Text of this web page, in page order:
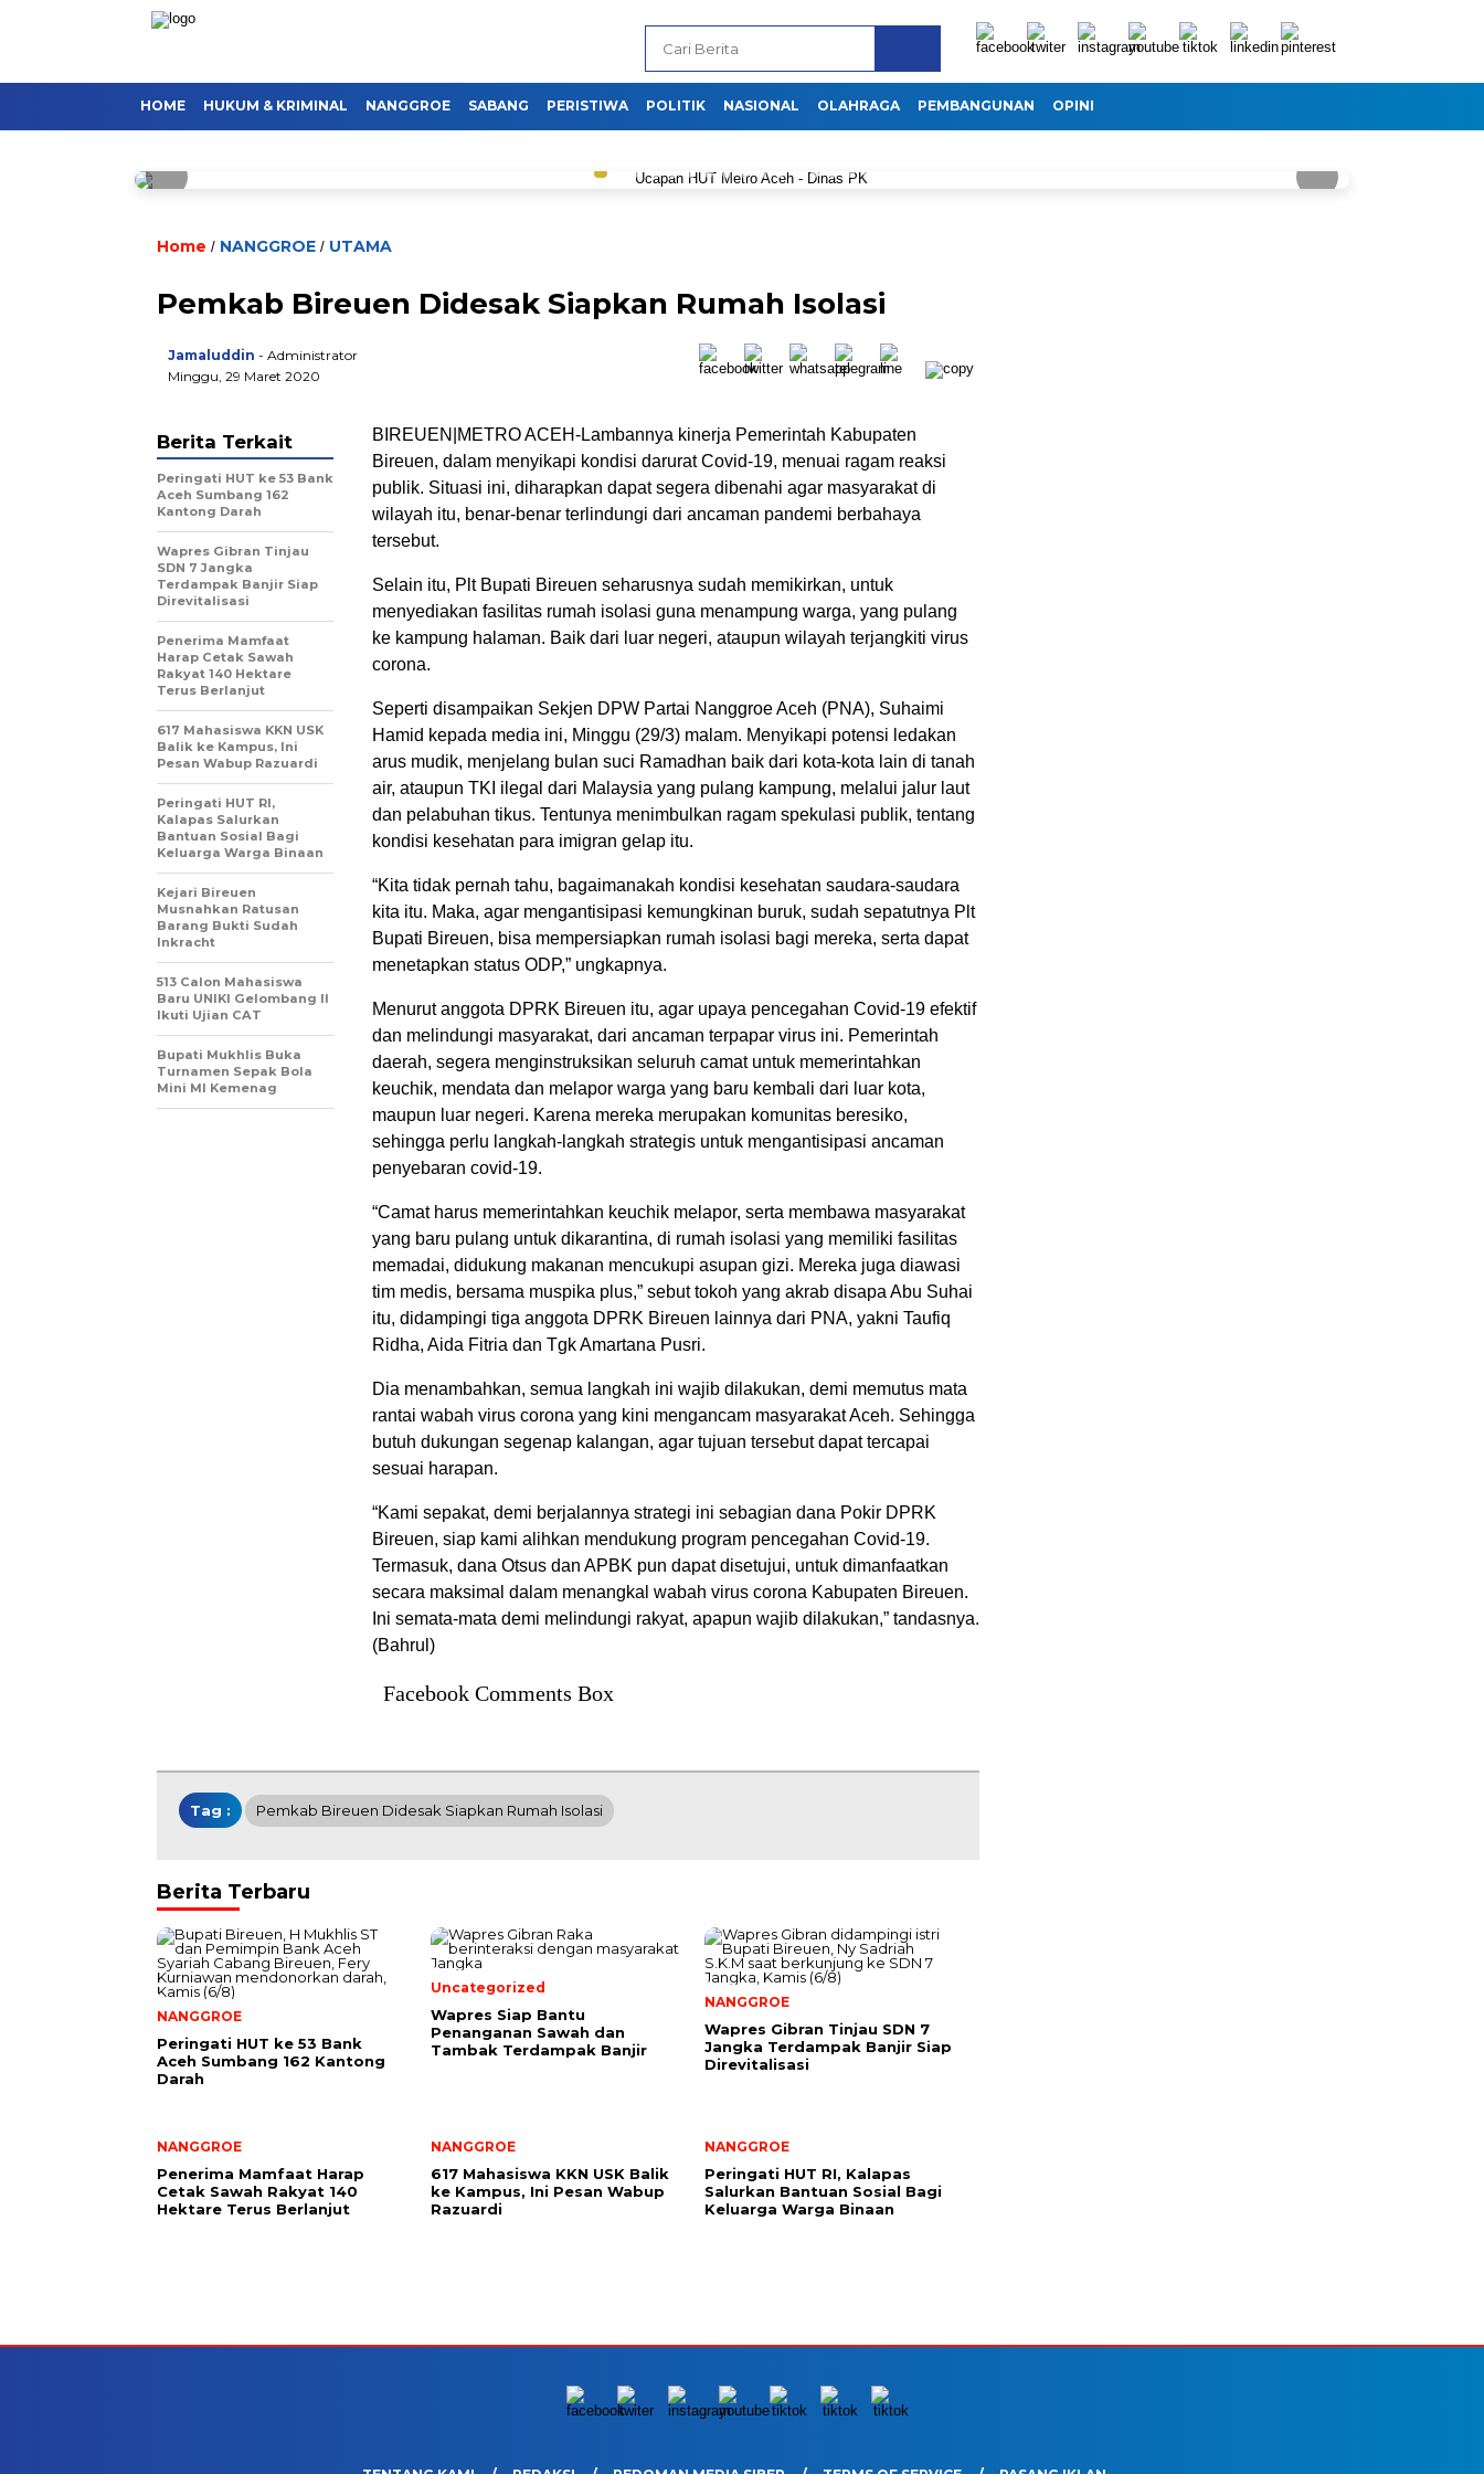
HOME HUKUM & KRIMINAL NANGGROE SABANG PERISTIWA POLITIK NASIONAL OLAHRAGA PEMBANGUNAN OPINI
Home / NANGGROE / UTAMA
Pemkab Bireuen Didesak Siapkan Rumah Isolasi
Jamaluddin - Administrator
Minggu, 29 Maret 2020
BIREUEN|METRO ACEH-Lambannya kinerja Pemerintah Kabupaten
Bireuen, dalam menyikapi kondisi darurat Covid-19, menuai ragam reaksi
publik. Situasi ini, diharapkan dapat segera dibenahi agar masyarakat di
wilayah itu, benar-benar terlindungi dari ancaman pandemi berbahaya
tersebut.
Selain itu, Plt Bupati Bireuen seharusnya sudah memikirkan, untuk
menyediakan fasilitas rumah isolasi guna menampung warga, yang pulang
ke kampung halaman. Baik dari luar negeri, ataupun wilayah terjangkiti virus
corona.
Seperti disampaikan Sekjen DPW Partai Nanggroe Aceh (PNA), Suhaimi
Hamid kepada media ini, Minggu (29/3) malam. Menyikapi potensi ledakan
arus mudik, menjelang bulan suci Ramadhan baik dari kota-kota lain di tanah
air, ataupun TKI ilegal dari Malaysia yang pulang kampung, melalui jalur laut
dan pelabuhan tikus. Tentunya menimbulkan ragam spekulasi publik, tentang
kondisi kesehatan para imigran gelap itu.
“Kita tidak pernah tahu, bagaimanakah kondisi kesehatan saudara-saudara
kita itu. Maka, agar mengantisipasi kemungkinan buruk, sudah sepatutnya Plt
Bupati Bireuen, bisa mempersiapkan rumah isolasi bagi mereka, serta dapat
menetapkan status ODP,” ungkapnya.
Menurut anggota DPRK Bireuen itu, agar upaya pencegahan Covid-19 efektif
dan melindungi masyarakat, dari ancaman terpapar virus ini. Pemerintah
daerah, segera menginstruksikan seluruh camat untuk memerintahkan
keuchik, mendata dan melapor warga yang baru kembali dari luar kota,
maupun luar negeri. Karena mereka merupakan komunitas beresiko,
sehingga perlu langkah-langkah strategis untuk mengantisipasi ancaman
penyebaran covid-19.
“Camat harus memerintahkan keuchik melapor, serta membawa masyarakat
yang baru pulang untuk dikarantina, di rumah isolasi yang memiliki fasilitas
memadai, didukung makanan mencukupi asupan gizi. Mereka juga diawasi
tim medis, bersama muspika plus,” sebut tokoh yang akrab disapa Abu Suhai
itu, didampingi tiga anggota DPRK Bireuen lainnya dari PNA, yakni Taufiq
Ridha, Aida Fitria dan Tgk Amartana Pusri.
Dia menambahkan, semua langkah ini wajib dilakukan, demi memutus mata
rantai wabah virus corona yang kini mengancam masyarakat Aceh. Sehingga
butuh dukungan segenap kalangan, agar tujuan tersebut dapat tercapai
sesuai harapan.
“Kami sepakat, demi berjalannya strategi ini sebagian dana Pokir DPRK
Bireuen, siap kami alihkan mendukung program pencegahan Covid-19.
Termasuk, dana Otsus dan APBK pun dapat disetujui, untuk dimanfaatkan
secara maksimal dalam menangkal wabah virus corona Kabupaten Bireuen.
Ini semata-mata demi melindungi rakyat, apapun wajib dilakukan,” tandasnya.
(Bahrul)
Facebook Comments Box
Berita Terkait
Peringati HUT ke 53 Bank
Aceh Sumbang 162
Kantong Darah
Wapres Gibran Tinjau
SDN 7 Jangka
Terdampak Banjir Siap
Direvitalisasi
Penerima Mamfaat
Harap Cetak Sawah
Rakyat 140 Hektare
Terus Berlanjut
617 Mahasiswa KKN USK
Balik ke Kampus, Ini
Pesan Wabup Razuardi
Peringati HUT RI,
Kalapas Salurkan
Bantuan Sosial Bagi
Keluarga Warga Binaan
Kejari Bireuen
Musnahkan Ratusan
Barang Bukti Sudah
Inkracht
513 Calon Mahasiswa
Baru UNIKI Gelombang II
Ikuti Ujian CAT
Bupati Mukhlis Buka
Turnamen Sepak Bola
Mini MI Kemenag
Tag : Pemkab Bireuen Didesak Siapkan Rumah Isolasi
Berita Terbaru
NANGGROE
Peringati HUT ke 53 Bank
Aceh Sumbang 162 Kantong
Darah
Uncategorized
Wapres Siap Bantu
Penanganan Sawah dan
Tambak Terdampak Banjir
NANGGROE
Wapres Gibran Tinjau SDN 7
Jangka Terdampak Banjir Siap
Direvitalisasi
NANGGROE
Penerima Mamfaat Harap
Cetak Sawah Rakyat 140
Hektare Terus Berlanjut
NANGGROE
617 Mahasiswa KKN USK Balik
ke Kampus, Ini Pesan Wabup
Razuardi
NANGGROE
Peringati HUT RI, Kalapas
Salurkan Bantuan Sosial Bagi
Keluarga Warga Binaan